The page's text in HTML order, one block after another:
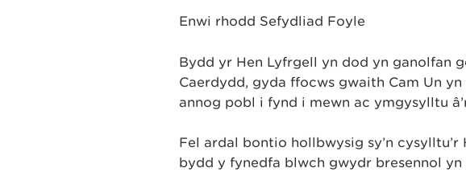
Enwi rhodd Sefydliad Foyle
Bydd yr Hen Lyfrgell yn dod yn ganolfan
Caerdydd, gyda ffocws gwaith Cam Un
annog pobl i fynd i mewn ac ymgysylltu
Fel ardal bontio hollbwysig sy’n
bydd y fynedfa blwch gwydr bresennol